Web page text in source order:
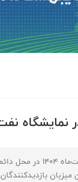
نمایشگاه
بیست و نهمین نمایشگاه